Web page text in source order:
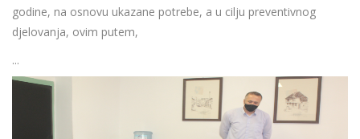
godine, na osnovu ukazane potrebe, a u cilju preventivnog
djelovanja, ovim putem,
...
Više...